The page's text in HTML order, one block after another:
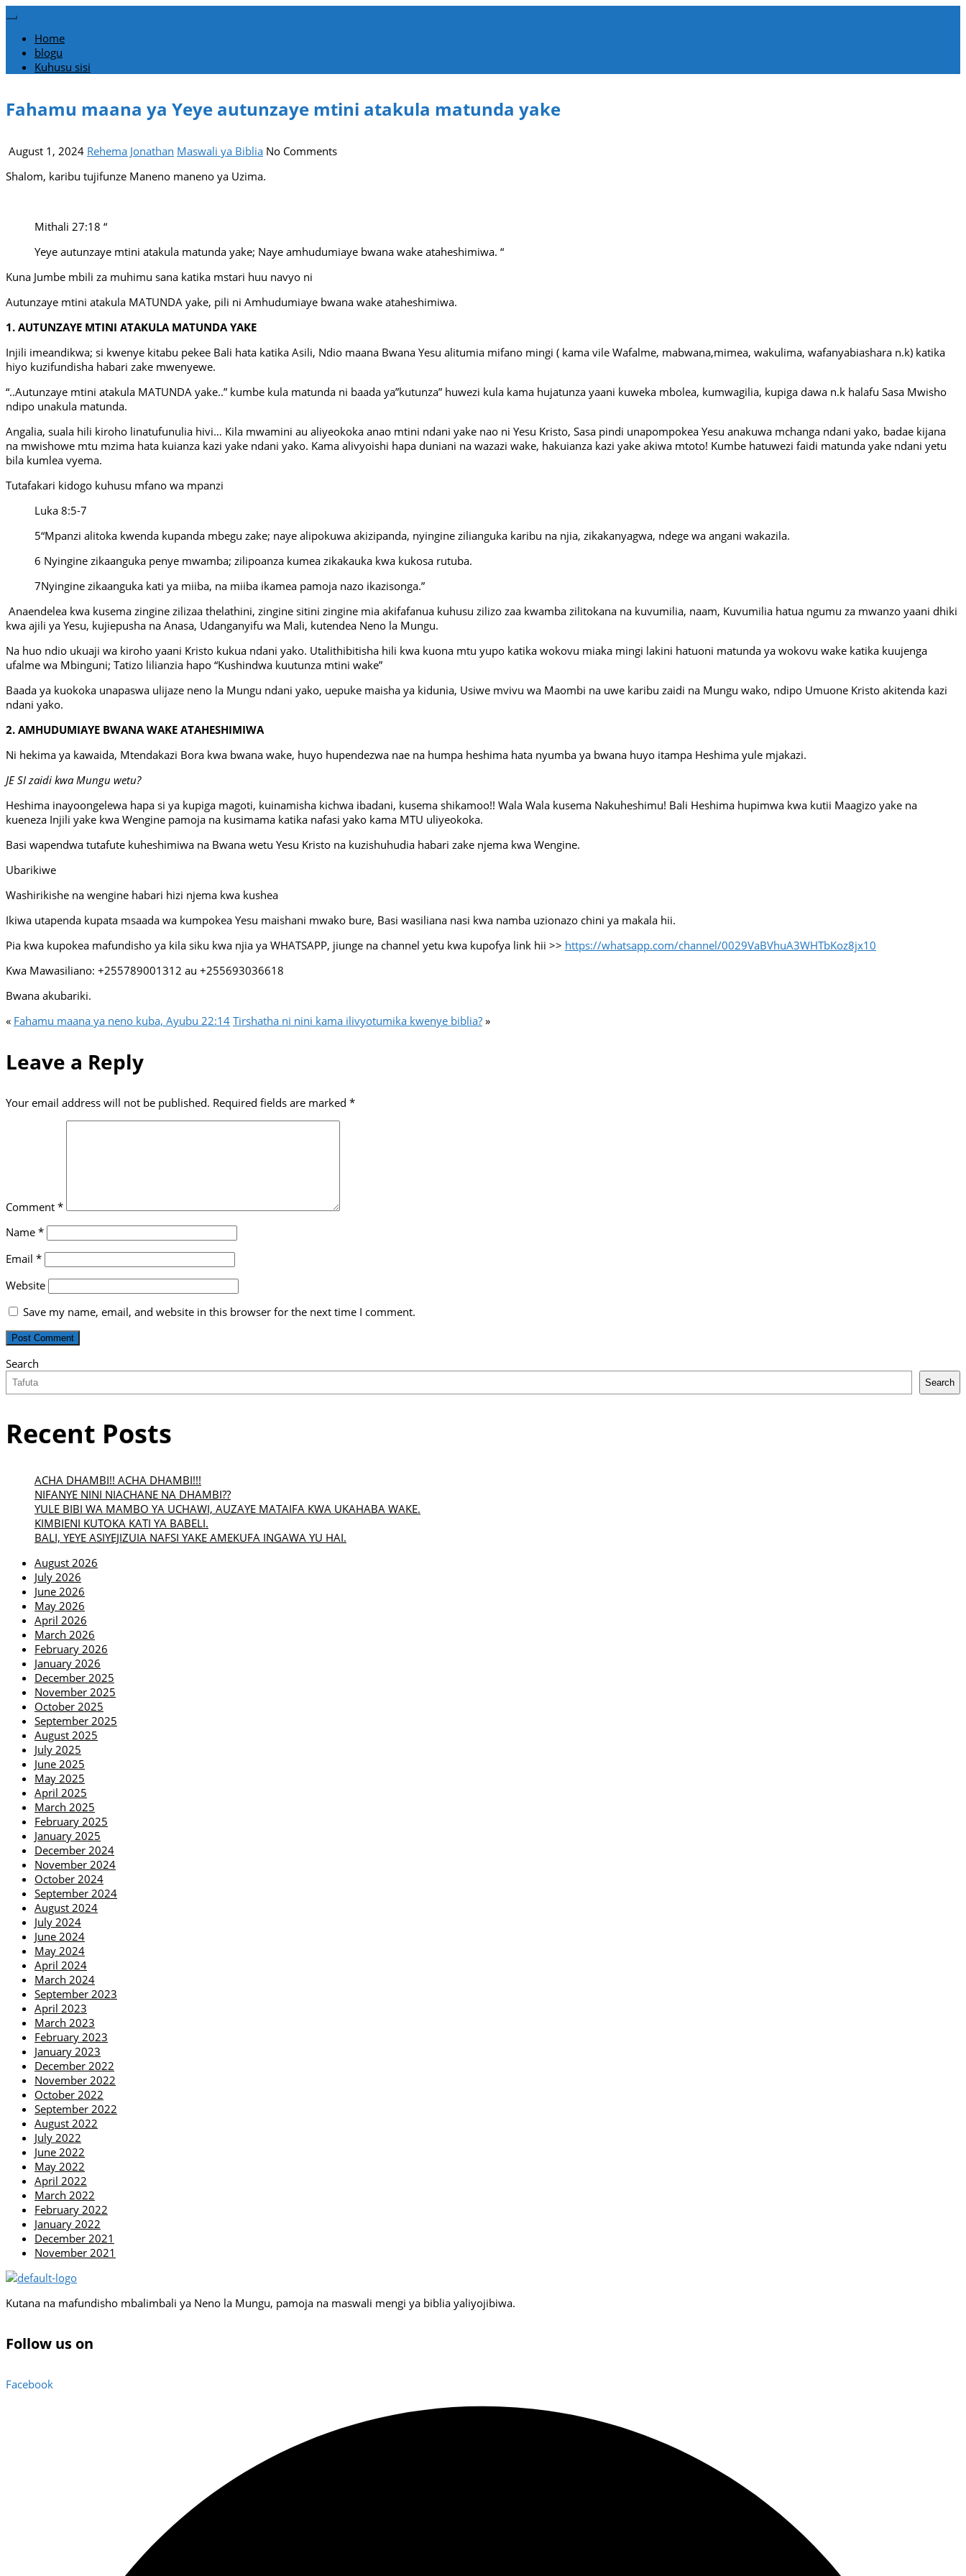
Home
blogu
Kuhusu sisi
Fahamu maana ya Yeye autunzaye mtini atakula matunda yake
August 1, 2024 Rehema Jonathan Maswali ya Biblia No Comments
Shalom, karibu tujifunze Maneno maneno ya Uzima.
Mithali 27:18 “
Yeye autunzaye mtini atakula matunda yake; Naye amhudumiaye bwana wake ataheshimiwa. “
Kuna Jumbe mbili za muhimu sana katika mstari huu navyo ni
Autunzaye mtini atakula MATUNDA yake, pili ni Amhudumiaye bwana wake ataheshimiwa.
1. AUTUNZAYE MTINI ATAKULA MATUNDA YAKE
Injili imeandikwa; si kwenye kitabu pekee Bali hata katika Asili, Ndio maana Bwana Yesu alitumia mifano mingi ( kama vile Wafalme, mabwana,mimea, wakulima, wafanyabiashara n.k) katika
hiyo kuzifundisha habari zake mwenyewe.
“..Autunzaye mtini atakula MATUNDA yake..” kumbe kula matunda ni baada ya”kutunza” huwezi kula kama hujatunza yaani kuweka mbolea, kumwagilia, kupiga dawa n.k halafu Sasa Mwisho
ndipo unakula matunda.
Angalia, suala hili kiroho linatufunulia hivi… Kila mwamini au aliyeokoka anao mtini ndani yake nao ni Yesu Kristo, Sasa pindi unapompokea Yesu anakuwa mchanga ndani yako, badae kijana
na mwishowe mtu mzima hata kuianza kazi yake ndani yako. Kama alivyoishi hapa duniani na wazazi wake, hakuianza kazi yake akiwa mtoto! Kumbe hatuwezi faidi matunda yake ndani yetu
bila kumlea vyema.
Tutafakari kidogo kuhusu mfano wa mpanzi
Luka 8:5-7
5“Mpanzi alitoka kwenda kupanda mbegu zake; naye alipokuwa akizipanda, nyingine zilianguka karibu na njia, zikakanyagwa, ndege wa angani wakazila.
6 Nyingine zikaanguka penye mwamba; zilipoanza kumea zikakauka kwa kukosa rutuba.
7Nyingine zikaanguka kati ya miiba, na miiba ikamea pamoja nazo ikazisonga.”
Anaendelea kwa kusema zingine zilizaa thelathini, zingine sitini zingine mia akifafanua kuhusu zilizo zaa kwamba zilitokana na kuvumilia, naam, Kuvumilia hatua ngumu za mwanzo yaani dhiki
kwa ajili ya Yesu, kujiepusha na Anasa, Udanganyifu wa Mali, kutendea Neno la Mungu.
Na huo ndio ukuaji wa kiroho yaani Kristo kukua ndani yako. Utalithibitisha hili kwa kuona mtu yupo katika wokovu miaka mingi lakini hatuoni matunda ya wokovu wake katika kuujenga
ufalme wa Mbinguni; Tatizo lilianzia hapo “Kushindwa kuutunza mtini wake”
Baada ya kuokoka unapaswa ulijaze neno la Mungu ndani yako, uepuke maisha ya kidunia, Usiwe mvivu wa Maombi na uwe karibu zaidi na Mungu wako, ndipo Umuone Kristo akitenda kazi
ndani yako.
2. AMHUDUMIAYE BWANA WAKE ATAHESHIMIWA
Ni hekima ya kawaida, Mtendakazi Bora kwa bwana wake, huyo hupendezwa nae na humpa heshima hata nyumba ya bwana huyo itampa Heshima yule mjakazi.
JE SI zaidi kwa Mungu wetu?
Heshima inayoongelewa hapa si ya kupiga magoti, kuinamisha kichwa ibadani, kusema shikamoo!! Wala Wala kusema Nakuheshimu! Bali Heshima hupimwa kwa kutii Maagizo yake na
kueneza Injili yake kwa Wengine pamoja na kusimama katika nafasi yako kama MTU uliyeokoka.
Basi wapendwa tutafute kuheshimiwa na Bwana wetu Yesu Kristo na kuzishuhudia habari zake njema kwa Wengine.
Ubarikiwe
Washirikishe na wengine habari hizi njema kwa kushea
Ikiwa utapenda kupata msaada wa kumpokea Yesu maishani mwako bure, Basi wasiliana nasi kwa namba uzionazo chini ya makala hii.
Pia kwa kupokea mafundisho ya kila siku kwa njia ya WHATSAPP, jiunge na channel yetu kwa kupofya link hii >> https://whatsapp.com/channel/0029VaBVhuA3WHTbKoz8jx10
Kwa Mawasiliano: +255789001312 au +255693036618
Bwana akubariki.
« Fahamu maana ya neno kuba, Ayubu 22:14 Tirshatha ni nini kama ilivyotumika kwenye biblia? »
Leave a Reply
Your email address will not be published. Required fields are marked *
Comment *
Name *
Email *
Website
Save my name, email, and website in this browser for the next time I comment.
Search
Search
Recent Posts
ACHA DHAMBI!! ACHA DHAMBI!!!
NIFANYE NINI NIACHANE NA DHAMBI??
YULE BIBI WA MAMBO YA UCHAWI, AUZAYE MATAIFA KWA UKAHABA WAKE.
KIMBIENI KUTOKA KATI YA BABELI.
BALI, YEYE ASIYEJIZUIA NAFSI YAKE AMEKUFA INGAWA YU HAI.
August 2026
July 2026
June 2026
May 2026
April 2026
March 2026
February 2026
January 2026
December 2025
November 2025
October 2025
September 2025
August 2025
July 2025
June 2025
May 2025
April 2025
March 2025
February 2025
January 2025
December 2024
November 2024
October 2024
September 2024
August 2024
July 2024
June 2024
May 2024
April 2024
March 2024
September 2023
April 2023
March 2023
February 2023
January 2023
December 2022
November 2022
October 2022
September 2022
August 2022
July 2022
June 2022
May 2022
April 2022
March 2022
February 2022
January 2022
December 2021
November 2021
Kutana na mafundisho mbalimbali ya Neno la Mungu, pamoja na maswali mengi ya biblia yaliyojibiwa.
Follow us on
Facebook